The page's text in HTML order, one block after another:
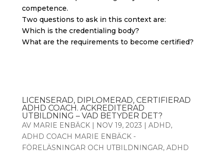
competence.
Two questions to ask in this context are:
Which is the credentialing body?
What are the requirements to become certified?
LICENSERAD, DIPLOMERAD, CERTIFIERAD
ADHD COACH. ACKREDITERAD
UTBILDNING – VAD BETYDER DET?
AV MARIE ENBÄCK| NOV 19, 2023 | ADHD,
ADHD COACH MARIE ENBÄCK -
FÖRELÄSNINGAR OCH UTBILDNINGAR, ADHD